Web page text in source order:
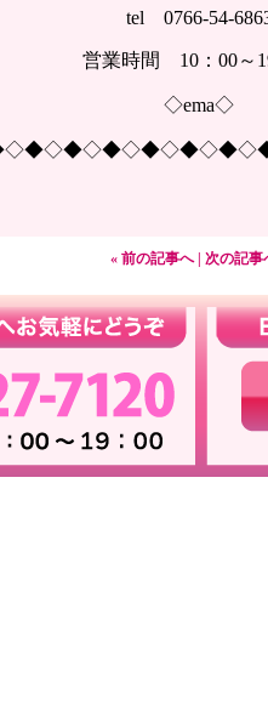
tel 0766-54-
営業時間 10：00～
◇ema◇
« 前の記事へ| 次の記事